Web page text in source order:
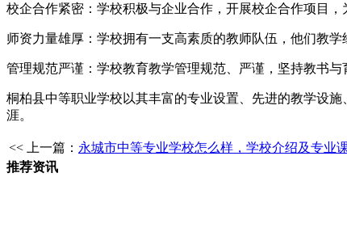
校企合作紧密：学校积极与企业合作，开展校企合作项目
师资力量雄厚：学校拥有一支高素质的教师队伍，他们教
管理规范严谨：学校教育教学管理规范、严谨，坚持教书
桐柏县中等职业学校以其丰富的专业设置、先进的教学设
涯。
<< 上一篇： 永城市中等专业学校怎么样，学校介绍及专业
推荐资讯